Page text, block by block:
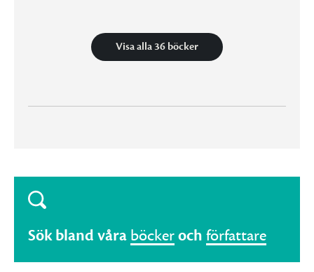
Visa alla 36 böcker
Sök bland våra böckeroch författare